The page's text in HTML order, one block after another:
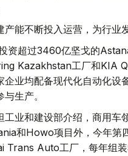
产能不断投入运营，为行业
资超过3460亿坚戈的
Kazakhstan工厂和KIA
企业均配备现代化自动化设
生产。
工业和建设部介绍，商用车
和Howo项目外，今年第
Trans Auto工厂，每年组